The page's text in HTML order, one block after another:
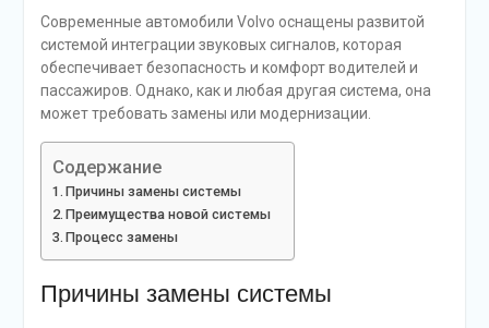
Современные автомобили Volvo оснащены развитой
системой интеграции звуковых сигналов, которая
обеспечивает безопасность и комфорт водителей и
пассажиров. Однако, как и любая другая система, она
может требовать замены или модернизации.
Содержание
Причины замены системы
Преимущества новой системы
Процесс замены
Причины замены системы